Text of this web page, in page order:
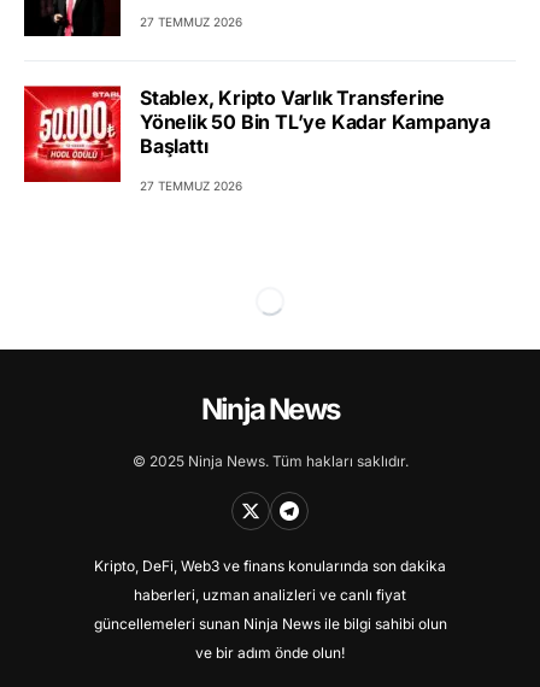
27 TEMMUZ 2026
Stablex, Kripto Varlık Transferine
Yönelik 50 Bin TL’ye Kadar Kampanya
Başlattı
27 TEMMUZ 2026
Ninja News
© 2025 Ninja News. Tüm hakları saklıdır.
Kripto, DeFi, Web3 ve finans konularında son dakika
haberleri, uzman analizleri ve canlı fiyat
güncellemeleri sunan Ninja News ile bilgi sahibi olun
ve bir adım önde olun!